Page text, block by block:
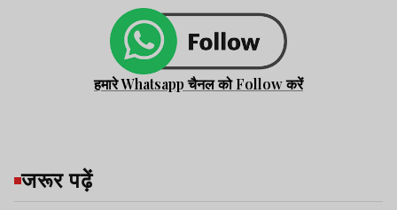
हमारे Whatsapp चैनल को Follow करें
जरूर पढ़ें